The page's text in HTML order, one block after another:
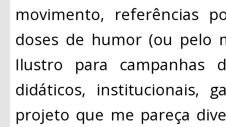
movimento, referências
doses de humor (ou pelo
Ilustro para campanhas
didáticos, institucionais,
projeto que me pareça